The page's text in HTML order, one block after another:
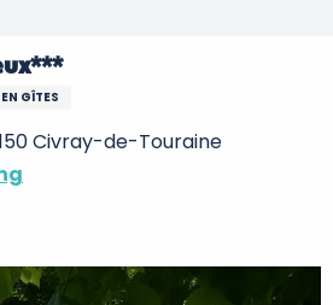
GÎTES
Civray-de-Touraine